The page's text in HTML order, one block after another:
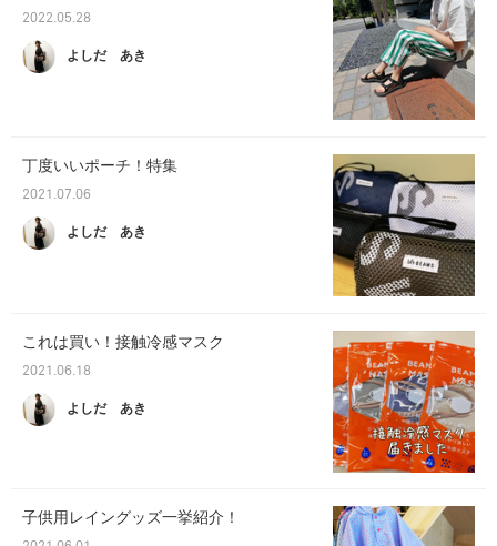
2022.05.28
よしだ あき
丁度いいポーチ！特集
2021.07.06
よしだ あき
これは買い！接触冷感マスク
2021.06.18
よしだ あき
子供用レイングッズ一挙紹介！